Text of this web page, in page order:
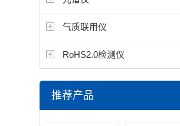
气质联用仪
RoHS2.0检测仪
推荐产品